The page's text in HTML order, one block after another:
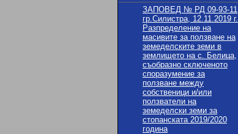
ЗАПОВЕД № РД 09-93-11
гр.Силистра, 12.11.2019 г.
Разпределение на
масивите за ползване на
земеделските земи в
землището на с. Белица,
съобразно сключеното
споразумение за
ползване между
собственици и/или
ползватели на
земеделски земи за
стопанската 2019/2020
година